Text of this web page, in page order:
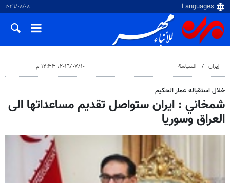
٠٨‏/٠٨‏/٢٠٢٦
إيران السياسة ١٠‏/٠٧‏/٢٠١٦، ١٢:٣٣ م
خلال استقباله عمار الحكيم
شمخاني : ايران ستواصل تقديم مساعداتها الى
العراق وسوريا